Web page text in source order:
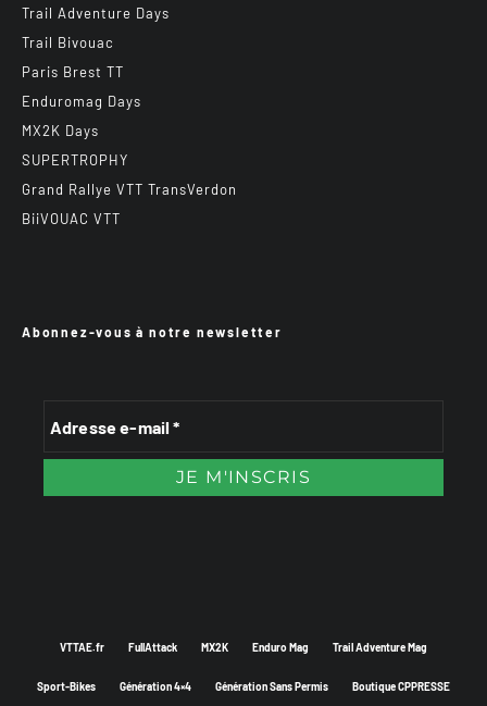
Trail Adventure Days
Trail Bivouac
Paris Brest TT
Enduromag Days
MX2K Days
SUPERTROPHY
Grand Rallye VTT TransVerdon
BiiVOUAC VTT
Abonnez-vous à notre newsletter
VTTAE.fr FullAttack MX2K Enduro Mag Trail Adventure Mag
Sport-Bikes Génération 4×4 Génération Sans Permis Boutique CPPRESSE